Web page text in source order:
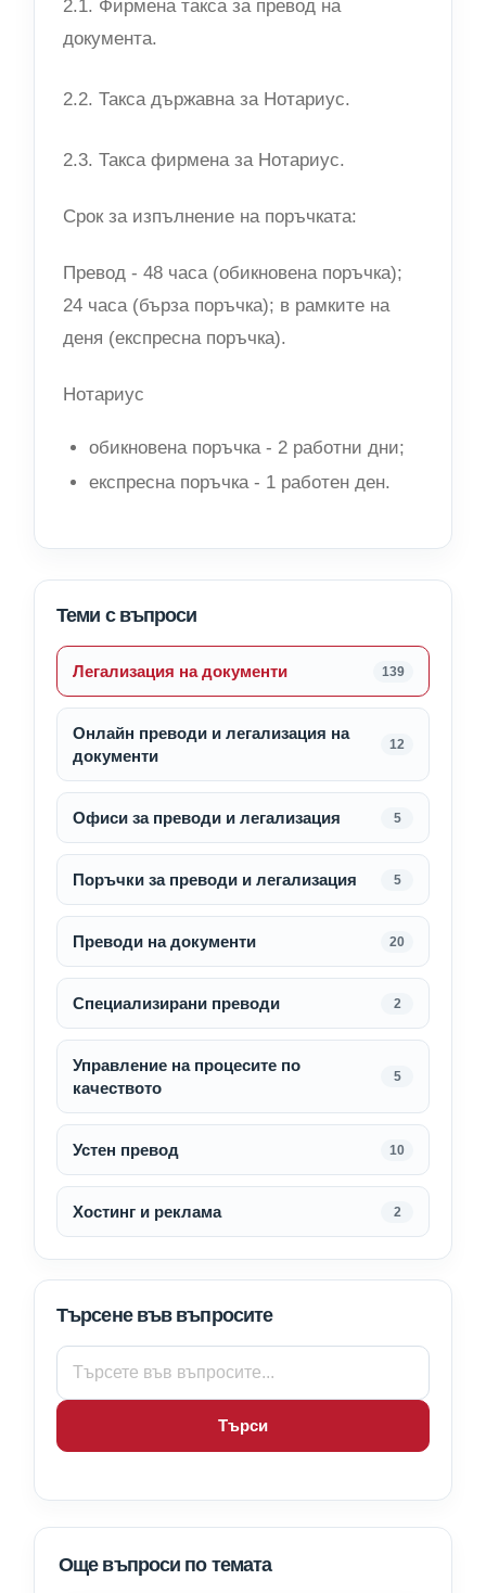
2.1. Фирмена такса за превод на
документа.
2.2. Такса държавна за Нотариус.
2.3. Такса фирмена за Нотариус.
Срок за изпълнение на поръчката:
Превод - 48 часа (обикновена поръчка);
24 часа (бърза поръчка); в рамките на
деня (експресна поръчка).
Нотариус
обикновена поръчка - 2 работни дни;
експресна поръчка - 1 работен ден.
Теми с въпроси
Легализация на документи 139
Онлайн преводи и легализация на
документи
12
Офиси за преводи и легализация 5
Поръчки за преводи и легализация 5
Преводи на документи 20
Специализирани преводи 2
Управление на процесите по
качеството
5
Устен превод 10
Хостинг и реклама 2
Търсене във въпросите
Търси
Още въпроси по темата